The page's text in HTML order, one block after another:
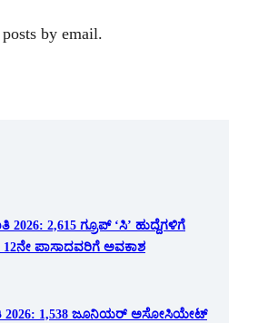
by email.
2026: 2,615 ಗ್ರೂಪ್ ‘ಸಿ’ ಹುದ್ದೆಗಳಿಗೆ
12ನೇ ಪಾಸಾದವರಿಗೆ ಅವಕಾಶ
2026: 1,538 ಜೂನಿಯರ್ ಅಸೋಸಿಯೇಟ್